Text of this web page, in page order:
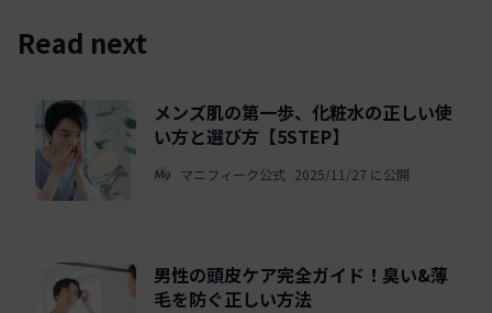
Read next
メンズ肌の第一歩、化粧水の正しい使
い方と選び方【5STEP】
マニフィーク公式 2025/11/27 に公開
男性の頭皮ケア完全ガイド！臭い&薄
毛を防ぐ正しい方法